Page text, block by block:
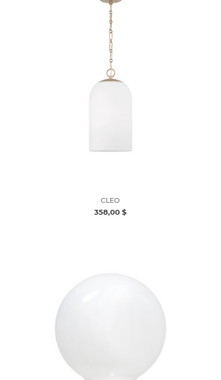
CLEO
358,00 $